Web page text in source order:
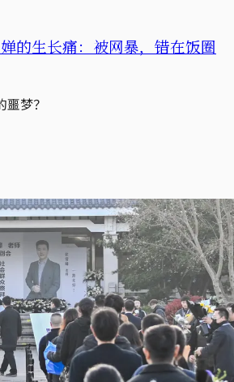
的生长痛：被网暴，错在饭圈
梦？